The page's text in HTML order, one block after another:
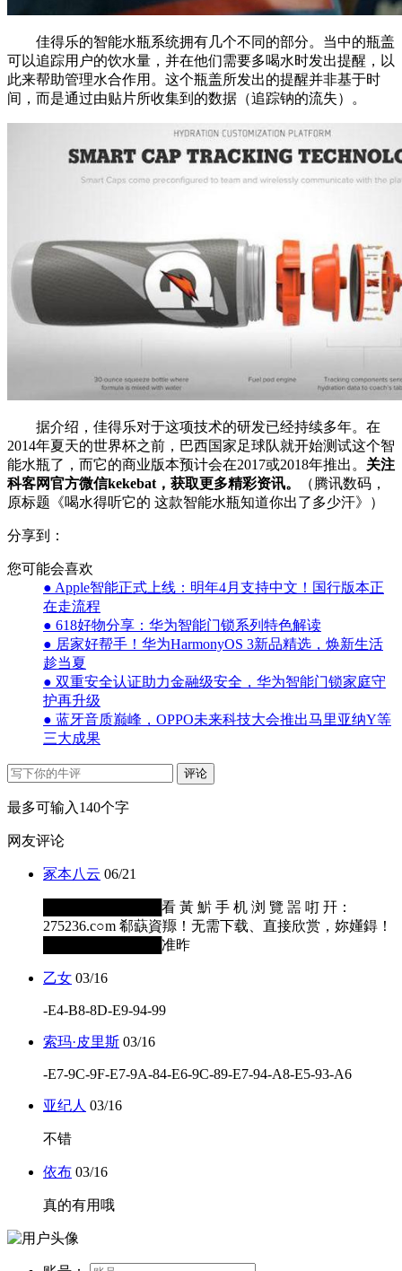
佳得乐的智能水瓶系统拥有几个不同的部分。当中的瓶盖
可以追踪用户的饮水量，并在他们需要多喝水时发出提醒，以
此来帮助管理水合作用。这个瓶盖所发出的提醒并非基于时
间，而是通过由贴片所收集到的数据（追踪钠的流失）。
据介绍，佳得乐对于这项技术的研发已经持续多年。在
2014年夏天的世界杯之前，巴西国家足球队就开始测试这个智
能水瓶了，而它的商业版本预计会在2017或2018年推出。 关注
科客网官方微信kekebat，获取更多精彩资讯。
（腾讯数码，
原标题《喝水得听它的 这款智能水瓶知道你出了多少汗》）
分享到：
您可能会喜欢
● Apple智能正式上线：明年4月支持中文！国行版本正
在走流程
● 618好物分享：华为智能门锁系列特色解读
● 居家好帮手！华为HarmonyOS 3新品精选，焕新生活
趁当夏
● 双重安全认证助力金融级安全，华为智能门锁家庭守
护再升级
● 蓝牙音质巅峰，OPPO未来科技大会推出马里亚纳Y等
三大成果
评论
最多可输入140个字
网友评论
冢本八云 06/21
████████████看 黃 魸 手 机 浏 覽 噐 咑 幵：
275236.c○m 郗蒛資羱！无需下载、直接欣赏，妳嬞鍀！
████████████准昨
乙女 03/16
-E4-B8-8D-E9-94-99
索玛·皮里斯 03/16
-E7-9C-9F-E7-9A-84-E6-9C-89-E7-94-A8-E5-93-A6
亚纪人 03/16
不错
依布 03/16
真的有用哦